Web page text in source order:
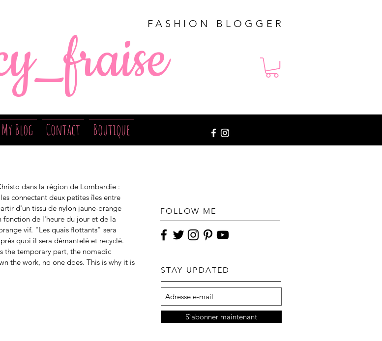
FASHION BLOGGER
My Blog Contact Boutique
dans la région de Lombardie :
connectant deux petites îles entre
d'un tissu de nylon jaune-orange
fonction de l'heure du jour et de la
vif. "Les quais flottants" sera
quoi il sera démantelé et recyclé.
the temporary part, the nomadic
the work, no one does. This is why it is
FOLLOW ME
S`abonner maintenant
STAY UPDATED